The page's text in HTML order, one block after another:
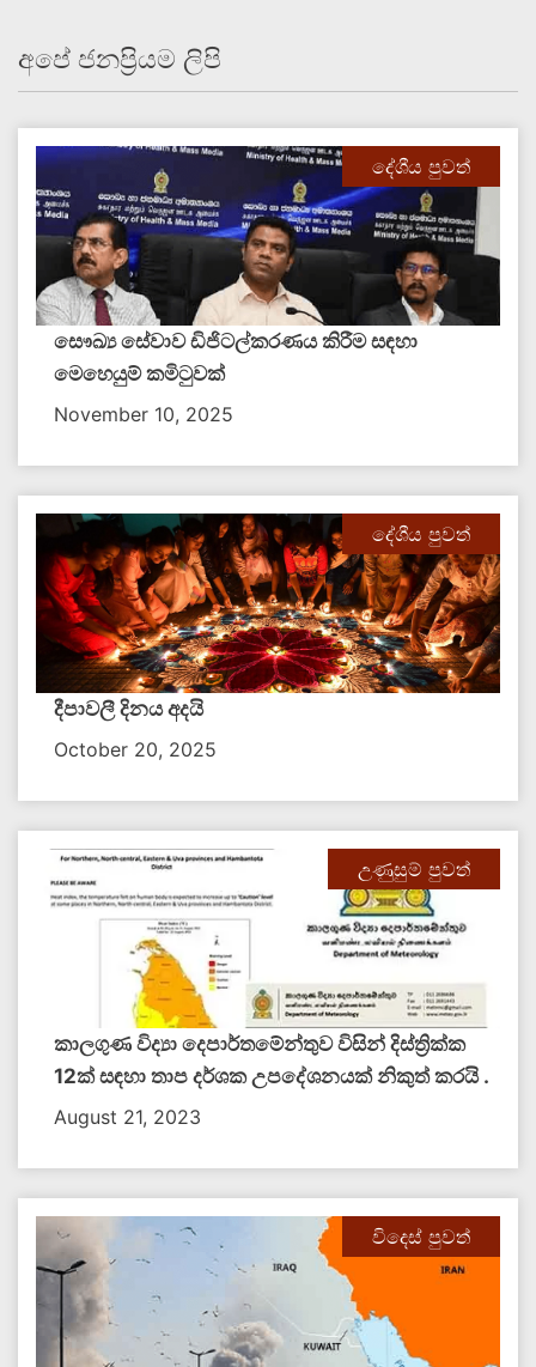
අපේ ජනප්‍රියම ලිපි
දේශීය පුවත්
සෞඛ්‍ය සේවාව ඩිජිටල්කරණය කිරීම සඳහා
මෙහෙයුම් කමිටුවක්
November 10, 2025
දේශීය පුවත්
දීපාවලී දිනය අදයි
October 20, 2025
උණුසුම් පුවත්
කාලගුණ විද්‍යා දෙපාර්තමේන්තුව විසින් දිස්ත්‍රික්ක
12ක් සඳහා තාප දර්ශක උපදේශනයක් නිකුත් කරයි .
August 21, 2023
විදෙස් පුවත්